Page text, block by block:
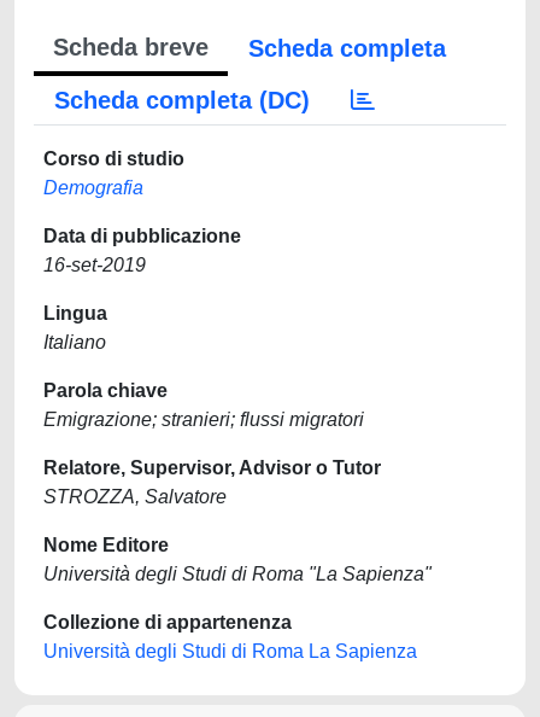
Scheda breve
Scheda completa
Scheda completa (DC)
Corso di studio
Demografia
Data di pubblicazione
16-set-2019
Lingua
Italiano
Parola chiave
Emigrazione; stranieri; flussi migratori
Relatore, Supervisor, Advisor o Tutor
STROZZA, Salvatore
Nome Editore
Università degli Studi di Roma "La Sapienza"
Collezione di appartenenza
Università degli Studi di Roma La Sapienza